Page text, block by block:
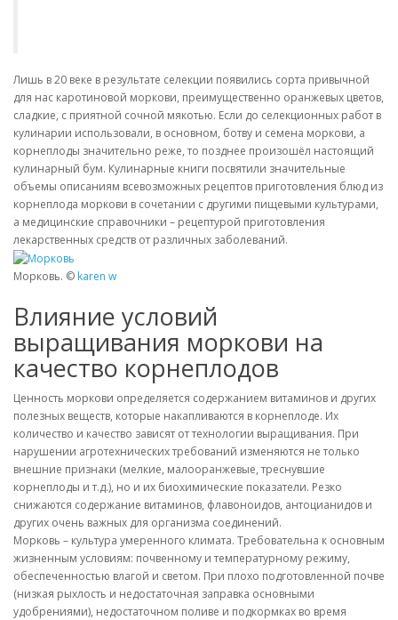
Лишь в 20 веке в результате селекции появились сорта привычной
для нас каротиновой моркови, преимущественно оранжевых цветов,
сладкие, с приятной сочной мякотью. Если до селекционных работ в
кулинарии использовали, в основном, ботву и семена моркови, а
корнеплоды значительно реже, то позднее произошёл настоящий
кулинарный бум. Кулинарные книги посвятили значительные
объемы описаниям всевозможных рецептов приготовления блюд из
корнеплода моркови в сочетании с другими пищевыми культурами,
а медицинские справочники – рецептурой приготовления
лекарственных средств от различных заболеваний.
Морковь. © karen w
Влияние условий
выращивания моркови на
качество корнеплодов
Ценность моркови определяется содержанием витаминов и других
полезных веществ, которые накапливаются в корнеплоде. Их
количество и качество зависят от технологии выращивания. При
нарушении агротехнических требований изменяются не только
внешние признаки (мелкие, малооранжевые, треснувшие
корнеплоды и т.д.), но и их биохимические показатели. Резко
снижаются содержание витаминов, флавоноидов, антоцианидов и
других очень важных для организма соединений.
Морковь – культура умеренного климата. Требовательна к основным
жизненным условиям: почвенному и температурному режиму,
обеспеченностью влагой и светом. При плохо подготовленной почве
(низкая рыхлость и недостаточная заправка основными
удобрениями), недостаточном поливе и подкормках во время